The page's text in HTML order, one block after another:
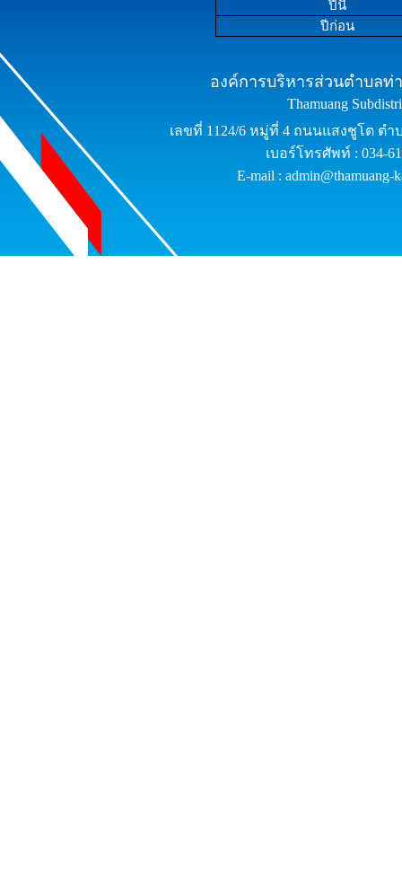
ปีนี้
ปีก่อน
องค์การบริหารส่วนตำบลท่
Thamuang
เลขที่ 1124/6 หมู่ที่ 4 ถนนแสงชูโต ต
เบอร์โทรศัพท์ : 034-
E-mail : admin@thamuang-